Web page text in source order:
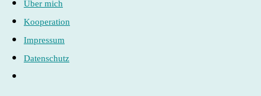
Über mich
Kooperation
Impressum
Datenschutz